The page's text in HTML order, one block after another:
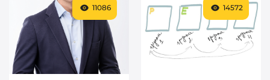
11086 14572